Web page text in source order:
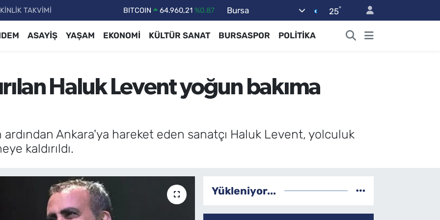
TAKVİMİ DOLAR 47,7436 %0.18
BİST100
13.773 %-19
64.960,21 %0.87
Bursa 25°
ASAYİŞ YAŞAM EKONOMİ KÜLTÜR SANAT BURSASPOR POLİTİKA
Haluk Levent yoğun bakıma
Ankara'ya hareket eden sanatçı Haluk Levent, yolculuk
kaldırıldı.
Yükleniyor...